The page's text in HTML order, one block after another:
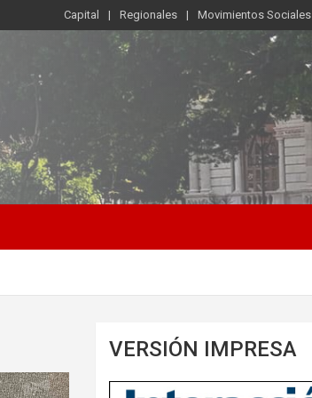
Capital Regionales Movimientos Sociales
VERSIÓN IMPRESA